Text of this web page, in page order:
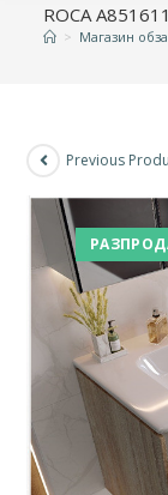
ROCA
> Магазин
Previous